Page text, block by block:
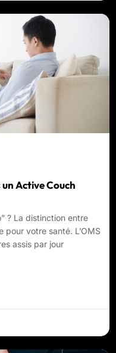
Active Couch
? La distinction entre
votre santé. L’OMS
assis par jour